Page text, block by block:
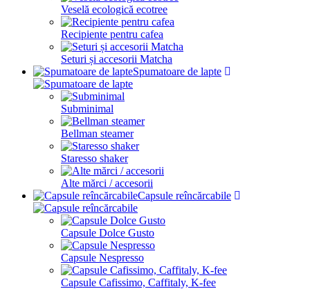
Veselă ecologică ecotree
Recipiente pentru cafea
Seturi și accesorii Matcha
Spumatoare de lapte
Subminimal
Bellman steamer
Staresso shaker
Alte mărci / accesorii
Capsule reîncărcabile
Capsule Dolce Gusto
Capsule Nespresso
Capsule Cafissimo, Caffitaly, K-fee